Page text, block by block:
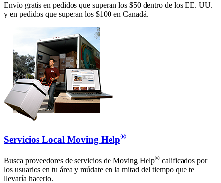
Envío gratis en pedidos que superan los $50 dentro de los EE. UU.
y en pedidos que superan los $100 en Canadá.
Servicios Local Moving Help®
Busca proveedores de servicios de Moving Help® calificados por
los usuarios en tu área y múdate en la mitad del tiempo que te
llevaría hacerlo.